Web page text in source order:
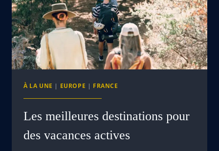
À LA UNE | EUROPE | FRANCE
Les meilleures destinations pour
des vacances actives